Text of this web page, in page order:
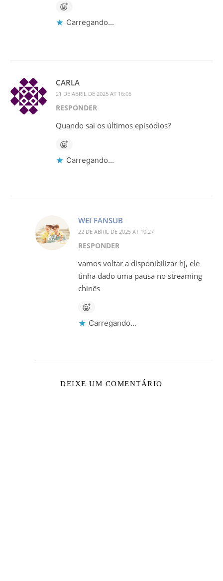
Carregando...
CARLA
21 DE ABRIL DE 2025 AT 16:05
RESPONDER
Quando sai os últimos episódios?
Carregando...
WEI FANSUB
22 DE ABRIL DE 2025 AT 10:27
RESPONDER
vamos voltar a disponibilizar hj, ele
tinha dado uma pausa no streaming
chinês
Carregando...
DEIXE UM COMENTÁRIO